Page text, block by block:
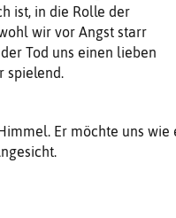
ist, in die Rolle der
wir vor Angst starr
Tod uns einen lieben
spielend.
Er möchte uns wie